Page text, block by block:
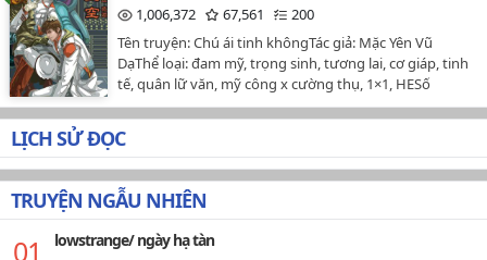
Du, Tống Thời Cẩn | Vai phụ: Lâm Tương, Lâm Tu Duệ
|Khác:Cố Hoài Du vốn là đích nữ vương phủ, vừa ra
đời liền bị vú nuôi tráo đổi, quận chúa giảchim cu
chiếm tổ chim khách, hơn nữa còn khiến nàng bị người
khác sỉ nhục mà chết, trở lại năm mười lăm tuổi, nàng
chỉ muốn bóp chết đóa hoa sen trắng bề ngoài hiền
lành dễ thương nhưng tâm địa lại độc ác vô cùng kia,
suốt chặng đường cực khổ, nhưng lại vô tình gặp phải
Tống T…
sinh mà mình rất thích. Truyện này nữ chính khá bá
đạo, tuy được bàn tay vàng nâng niu nhưng đọc thấy
rất đã. Truyện có nhà khác edit được đến chương 22 thì
bỏ mấy năm rồi, vì thế mình quyết định edit lại từ
đầu.Thêm mục LƯU Ý: Bộ này mình edit từ năm 2018,
là một trong những bộ đầu tay tập tành edit khi tiếng
Trung không biết, tiếng Việt trả thầy. Vì thế câu cú rất
lủng củng, và mình vẫn chưa biết để bỏ đi mấy từ âm
Hán Việt như: "bất quá", "ôn nhu", "ủy khuất". . . Bạn
nào định nhảy hố thì nên cân nhắc kỹ.…
nam truy, gương vỡ lại lành, trước ngược nữ sau
PhươngCác nhân vật phụ: Vu Hồng Tiêu, Vu Hiểu Hiểu,
Ôn Trường Ninh, Trần Tề Thịnh...…
1,006,372
67,561
200
Tên truyện: Chú ái tinh khôngTác giả: Mặc Yên Vũ
DạThể loại: đam mỹ, trọng sinh, tương lai, cơ giáp, tinh
tế, quân lữ văn, mỹ công x cường thụ, 1×1, HESố
chương: 283 chương + 2 ngoại truyệnNguồn:
macnguyet.wordpress.comEditor: NguyệtVăn
án:Chung Thịnh có cơ hội được sống lại lần nữa lần này
vì muốn sớm gặp được ý trung nhân nên anh đã ghi
danh thi vào trường quân đội Đệ nhất liên bang.Ở kiếp
trước, anh chỉ có thể lấy thân phận cấp dưới để theo
dõi bóng lưng của người anh thích còn ở kiếp này anh
lại được kề vai sát cánh cùng người ấy với thân phận
LỊCH SỬ ĐỌC
TRUYỆN NGẪU NHIÊN
lowstrange/ ngày hạ tàn